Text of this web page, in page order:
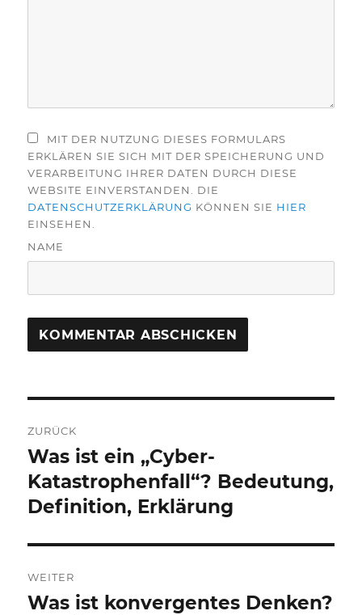
MIT DER NUTZUNG DIESES FORMULARS
ERKLÄREN SIE SICH MIT DER SPEICHERUNG UND
VERARBEITUNG IHRER DATEN DURCH DIESE
WEBSITE EINVERSTANDEN. DIE
DATENSCHUTZERKLÄRUNG KÖNNEN SIE HIER
EINSEHEN.
NAME
ZURÜCK
Vorheriger
Beitrag:
Was ist ein „Cyber-
Katastrophenfall“? Bedeutung,
Definition, Erklärung
WEITER
Nächster
Was ist konvergentes Denken?